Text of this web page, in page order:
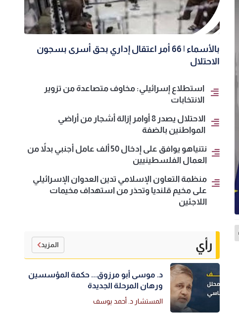
بالأسماء | 66 أمر اعتقال إداري بحق أسرى بسجون
الاحتلال
استطلاع إسرائيلي: مخاوف متصاعدة من تزوير
الانتخابات
الاحتلال يصدر 8 أوامر إزالة أشجار من أراضي
المواطنين بالضفة
نتنياهو يوافق على إدخال 50 ألف عامل أجنبي بدلاً من
العمال الفلسطينيين
منظمة التعاون الإسلامي تدين العدوان الإسرائيلي
على مخيم قلنديا وتحذر من استهداف مخيمات
اللاجئين
رأي المزيد
د. موسى أبو مرزوق... حكمة المؤسسين
ورهان المرحلة الجديدة
المستشار د. أحمد يوسف